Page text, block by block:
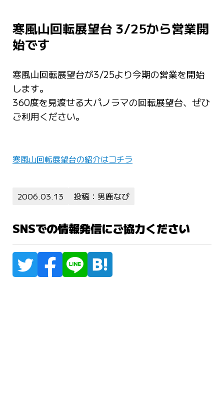
寒風山回転展望台 3/25から営業開
始です
寒風山回転展望台が3/25より今期の営業を開始
します。
360度を見渡せる大パノラマの回転展望台、ぜひ
ご利用ください。
寒風山回転展望台の紹介はコチラ
2006.03.13 投稿：男鹿なび
SNSでの情報発信にご協力ください